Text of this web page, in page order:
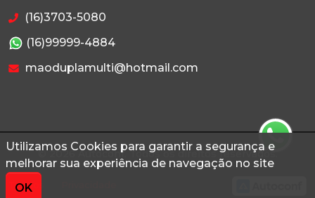
Utilizamos Cookies para garantir a segurança e
melhorar sua experiência de navegação no site
OK
(16)3703-5080
(16)99999-4884
maoduplamulti@hotmail.com
© 2026 Autoconf. Todos os direitos reservados.
Termos